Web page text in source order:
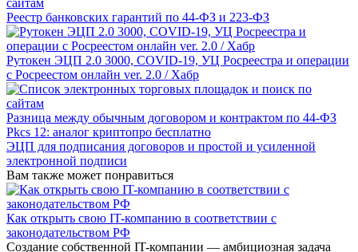
Реестр банковских гарантий по 44-ФЗ и 223-ФЗ
Рутокен ЭЦП 2.0 3000, COVID-19, УЦ Росреестра и операции
с Росреестом онлайн ver. 2.0 / Хабр
Разница между обычным договором и контрактом по 44-ФЗ
Pkcs 12: аналог криптопро бесплатно
ЭЦП для подписания договоров и простой и усиленной
электронной подписи
Вам также может понравиться
Как открыть свою IT-компанию в соответствии с
законодательством РФ
Создание собственной IT-компании — амбициозная задача